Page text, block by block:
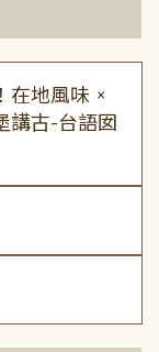
在地風味 ×
講古-台語囡